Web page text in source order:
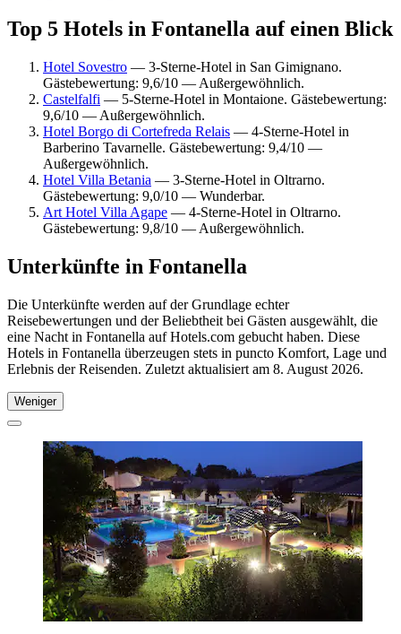
Top 5 Hotels in Fontanella auf einen Blick
Hotel Sovestro — 3-Sterne-Hotel in San Gimignano.
Gästebewertung: 9,6/10 — Außergewöhnlich.
Castelfalfi — 5-Sterne-Hotel in Montaione. Gästebewertung:
9,6/10 — Außergewöhnlich.
Hotel Borgo di Cortefreda Relais — 4-Sterne-Hotel in
Barberino Tavarnelle. Gästebewertung: 9,4/10 —
Außergewöhnlich.
Hotel Villa Betania — 3-Sterne-Hotel in Oltrarno.
Gästebewertung: 9,0/10 — Wunderbar.
Art Hotel Villa Agape — 4-Sterne-Hotel in Oltrarno.
Gästebewertung: 9,8/10 — Außergewöhnlich.
Unterkünfte in Fontanella
Die Unterkünfte werden auf der Grundlage echter
Reisebewertungen und der Beliebtheit bei Gästen ausgewählt, die
eine Nacht in Fontanella auf Hotels.com gebucht haben. Diese
Hotels in Fontanella überzeugen stets in puncto Komfort, Lage und
Erlebnis der Reisenden. Zuletzt aktualisiert am 8. August 2026.
Weniger